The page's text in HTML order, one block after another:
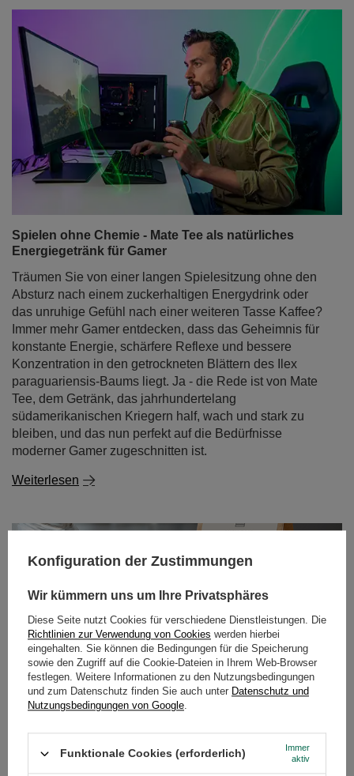
Spielen ohne Chemie - Mate Tee als natürliches
Energiegetränk für Gamer
Träumen Sie von einer langen Spielesitzung ohne den
Absturz nach einem zuckerhaltigen Energydrink oder
das unruhige Gefühl nach einer weiteren Tasse Kaffee?
Immer mehr Gamer entdecken, dass das Geheimnis für
konstante Energie, schärfere Reflexe und bessere
Konzentration in den getrockneten Blättern des Ilex
paraguariensis-Baums liegt. Ja - die Rede ist von Mate
Tee, dem Getränk, das jahrhundertelang
südamerikanischen Kriegern half, wach und stark zu
bleiben, und das nun perfekt auf die Bedürfnisse
moderner Gamer zugeschnitten ist.
Weiterlesen
Schmetterlingsblütentee - der blaue Tee aus Clitoria
ternatea. Entdecken Sie seine Eigenschaften und
Anwendungen!
Kann Tee uns noch überraschen? Es stellt sich heraus,
dass er es kann! Schmetterlingsblütentee, auch bekannt
als Tee aus Clitoria ternatea, ist ein Aufguss, der nicht
Konfiguration der Zustimmungen
Wir kümmern uns um Ihre Privatsphäres
Diese Seite nutzt Cookies für verschiedene Dienstleistungen. Die
Richtlinien zur Verwendung von Cookies werden hierbei
eingehalten. Sie können die Bedingungen für die Speicherung
sowie den Zugriff auf die Cookie-Dateien in Ihrem Web-Browser
festlegen. Weitere Informationen zu den Nutzungsbedingungen
und zum Datenschutz finden Sie auch unter Datenschutz und
Nutzungsbedingungen von Google.
Funktionale Cookies (erforderlich)
Immer
aktiv